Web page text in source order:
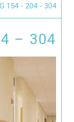
154 - 204 - 304
– 304